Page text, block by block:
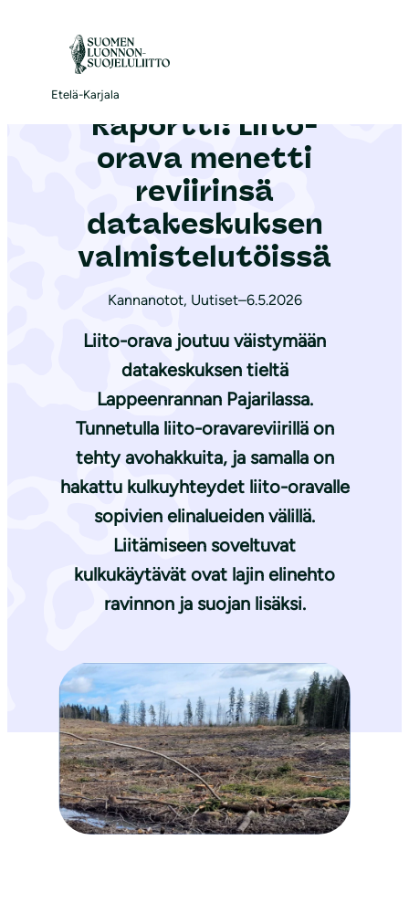
Etelä-Karjala
Etusivu|Ajankohtaista
Raportti: Liito-
orava menetti
reviirinsä
datakeskuksen
valmistelutöissä
Kannanotot, Uutiset–6.5.2026
Liito-orava joutuu väistymään
datakeskuksen tieltä
Lappeenrannan Pajarilassa.
Tunnetulla liito-oravareviirillä on
tehty avohakkuita, ja samalla on
hakattu kulkuyhteydet liito-oravalle
sopivien elinalueiden välillä.
Liitämiseen soveltuvat
kulkukäytävät ovat lajin elinehto
ravinnon ja suojan lisäksi.